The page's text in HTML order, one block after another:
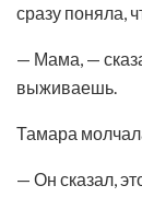
сразу поняла,
— Мама, —
выживаешь.
Тамара
— Он сказал,